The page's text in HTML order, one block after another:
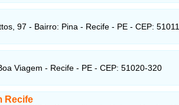
97 - Bairro: Pina - Recife - PE - CEP:
Viagem - Recife - PE - CEP: 51020-320
Recife